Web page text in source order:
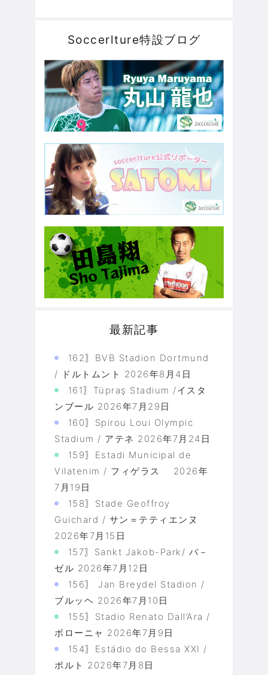
Soccerlture特設ブログ
最新記事
162〗BVB Stadion Dortmund
/ ドルトムント 2026年8月4日
161〗Tüpraş Stadium /イスタ
ンブール 2026年7月29日
160〗Spirou Loui Olympic
Stadium / アテネ 2026年7月24日
159〗Estadi Municipal de
Vilatenim / フィゲラス
2026年
7月19日
158〗Stade Geoffroy
Guichard / サン＝テティエンヌ
2026年7月15日
157〗Sankt Jakob-Park/ バ－
ゼル 2026年7月12日
156〗 Jan Breydel Stadion /
ブルッヘ 2026年7月10日
155〗Stadio Renato Dall’Ara /
ボローニャ 2026年7月9日
154〗Estádio do Bessa XXI /
ポルト 2026年7月8日